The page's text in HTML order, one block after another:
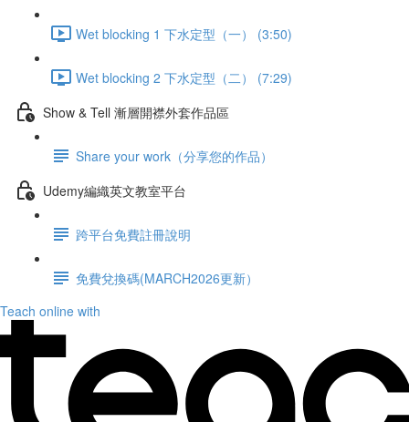
Wet blocking 1 下水定型（一） (3:50)
Wet blocking 2 下水定型（二） (7:29)
Show & Tell 漸層開襟外套作品區
Share your work（分享您的作品）
Udemy編織英文教室平台
跨平台免費註冊說明
免費兌換碼(MARCH2026更新）
Teach online with